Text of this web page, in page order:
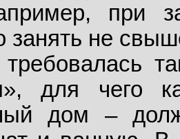
при
не
для чего
дом –